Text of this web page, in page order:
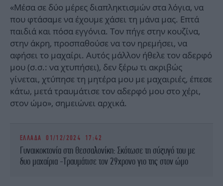
«Mέσα σε δύο μέρες διαπληκτισμών στα λόγια, να
που φτάσαμε να έχουμε χάσει τη μάνα μας. Επτά
παιδιά και πόσα εγγόνια. Τον πήγε στην κουζίνα,
στην άκρη, προσπαθούσε να τον ηρεμήσει, να
αφήσει το μαχαίρι. Αυτός μάλλον ήθελε τον αδερφό
μου (σ.σ.: να χτυπήσει), δεν ξέρω τι ακριβώς
γίνεται, χτύπησε τη μητέρα μου με μαχαιριές, έπεσε
κάτω, μετά τραυμάτισε τον αδερφό μου στο χέρι,
στον ώμο», σημειώνει αρχικά.
ΕΛΛΑΔΑ 01/12/2024 17:42
Γυναικοκτονία στη Θεσσαλονίκη: Σκότωσε τη σύζυγό του με
δυο μαχαίρια -Τραυμάτισε τον 29χρονο γιο της στον ώμο